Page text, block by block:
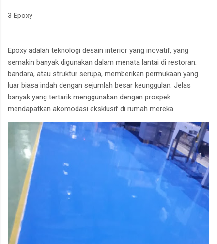
3 Epoxy
Epoxy adalah teknologi desain interior yang inovatif, yang
semakin banyak digunakan dalam menata lantai di restoran,
bandara, atau struktur serupa, memberikan permukaan yang
luar biasa indah dengan sejumlah besar keunggulan. Jelas
banyak yang tertarik menggunakan dengan prospek
mendapatkan akomodasi eksklusif di rumah mereka.